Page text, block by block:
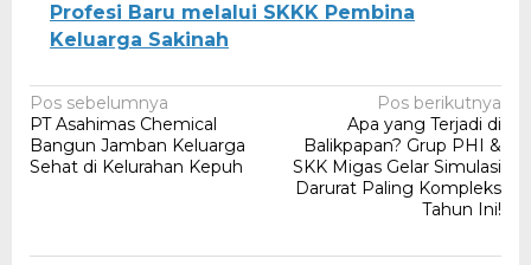
Profesi Baru melalui SKKK Pembina
Keluarga Sakinah
Navigasi
pos
Pos sebelumnya
PT Asahimas Chemical
Bangun Jamban Keluarga
Sehat di Kelurahan Kepuh
Pos berikutnya
Apa yang Terjadi di
Balikpapan? Grup PHI &
SKK Migas Gelar Simulasi
Darurat Paling Kompleks
Tahun Ini!